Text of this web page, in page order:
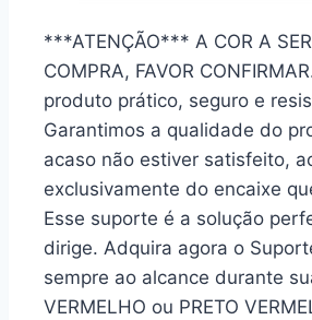
***ATENÇÃO*** A COR A SER
COMPRA, FAVOR
produto prático, seguro e
Garantimos a qualidade do
acaso não estiver satisfeito,
exclusivamente do encaixe
Esse suporte é a solução
dirige. Adquira agora o
sempre ao alcance durante
VERMELHO ou PRETO